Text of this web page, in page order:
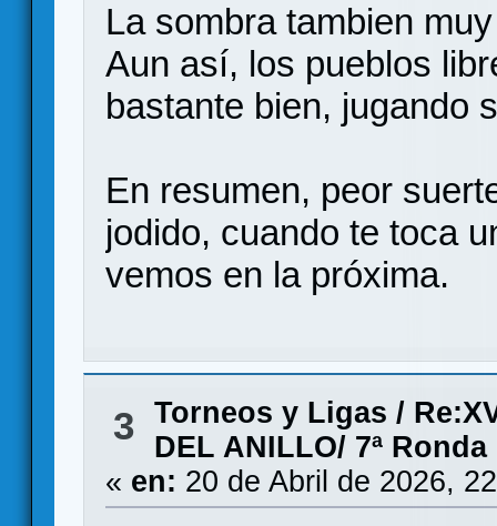
La sombra tambien
Aun así, los pueblos
bastante bien, jugando
En resumen, peor
jodido, cuando te toca
vemos en la próxima.
3 Torneos y Ligas /
DEL ANILLO/ 7ª Ronda
« en: 20 de Abril de 2026,